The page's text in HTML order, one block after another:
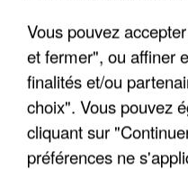
INCENDIES : L’ÎLE-
DE SOLIDARITÉ AVEC
Vous pouvez
et fermer", ou affiner
finalités et/ou
choix". Vous pouvez
cliquant sur
préférences ne